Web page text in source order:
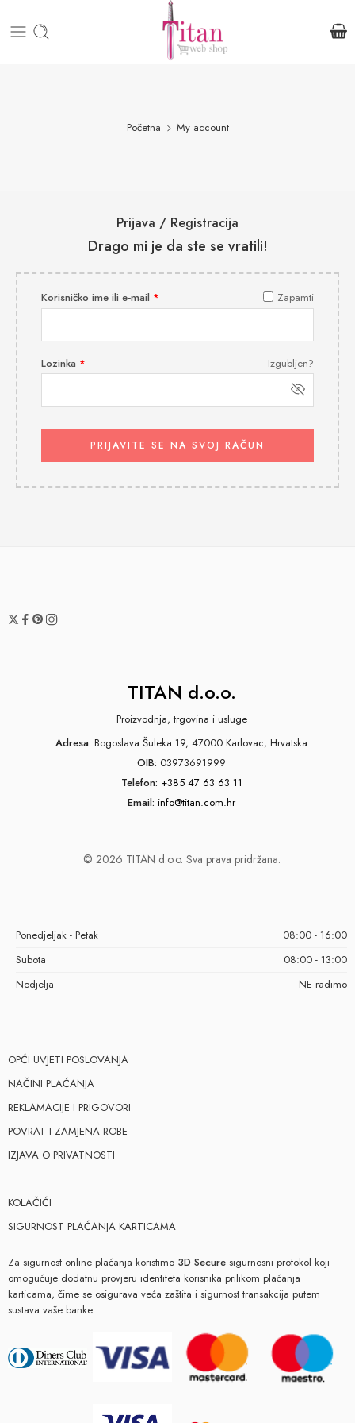
Početna My account
Prijava / Registracija
Drago mi je da ste se vratili!
Korisničko ime ili e-mail * Zapamti
Lozinka * Izgubljen?
PRIJAVITE SE NA SVOJ RAČUN
TITAN d.o.o.
Proizvodnja, trgovina i usluge
Adresa: Bogoslava Šuleka 19, 47000 Karlovac, Hrvatska
OIB: 03973691999
Telefon: +385 47 63 63 11
Email: info@titan.com.hr
© 2026 TITAN d.o.o. Sva prava pridržana.
Ponedjeljak - Petak
08:00 - 16:00
Subota
08:00 - 13:00
Nedjelja
NE radimo
OPĆI UVJETI POSLOVANJA
NAČINI PLAĆANJA
REKLAMACIJE I PRIGOVORI
POVRAT I ZAMJENA ROBE
IZJAVA O PRIVATNOSTI
KOLAČIĆI
SIGURNOST PLAĆANJA KARTICAMA
Za sigurnost online plaćanja koristimo 3D Secure sigurnosni protokol koji
omogućuje dodatnu provjeru identiteta korisnika prilikom plaćanja
karticama, čime se osigurava veća zaštita i sigurnost transakcija putem
sustava vaše banke.